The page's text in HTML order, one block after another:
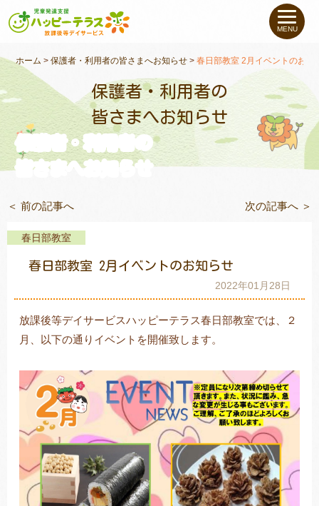
私たちについて
未就学のお子さま（０〜６才）
小学生〜高校生の お子さま
支援事例
教室一覧
トレキング DIDIM
MENU
ホーム >保護者・利用者の皆さまへお知らせ >春日部教室 2月イベントのお知
保護者・利用者の
皆さまへお知らせ
保護者・利用者の
皆さまへお知らせ
＜ 前の記事へ 次の記事へ ＞
春日部教室
春日部教室 2月イベントのお知らせ
2022年01月28日
放課後等デイサービスハッピーテラス春日部教室では、２
月、以下の通りイベントを開催致します。